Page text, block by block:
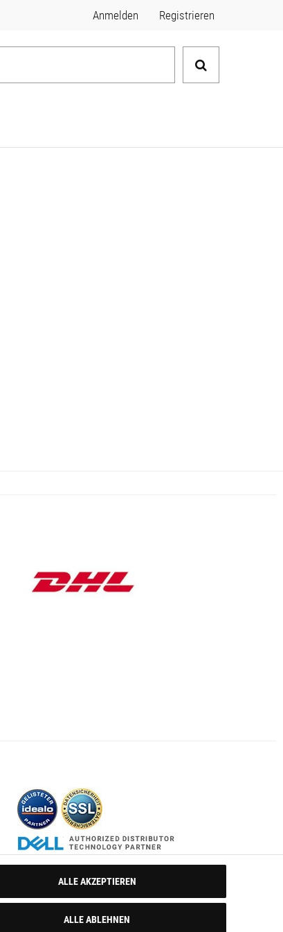
Anmelden Registrieren
ALLE AKZEPTIEREN
ALLE ABLEHNEN